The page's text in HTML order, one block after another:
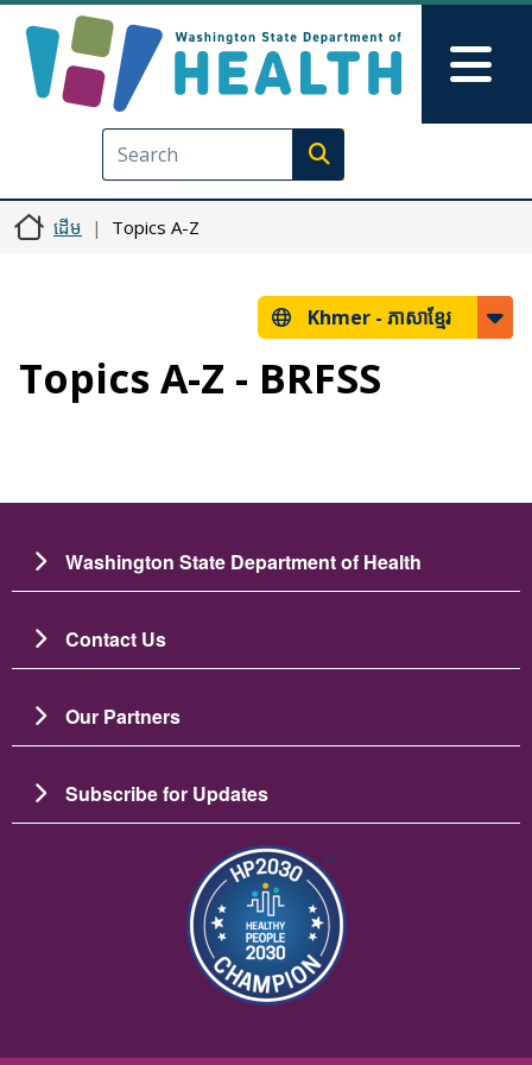
Execute search
ដើម Topics A-Z
Khmer - ភាសាខ្មែរ
Topics A-Z - BRFSS
Washington State Department of Health
Contact Us
Our Partners
Subscribe for Updates
រូប​ភាព